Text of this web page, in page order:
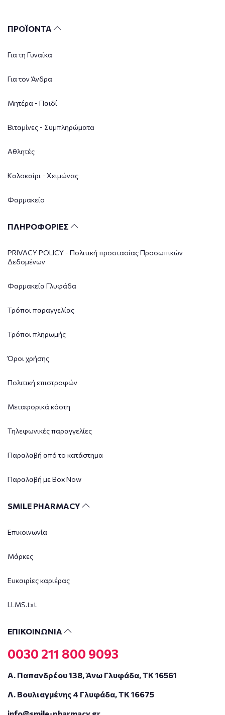
ΠΡΟΪΟΝΤΑ
Για τη Γυναίκα
Για τον Άνδρα
Μητέρα - Παιδί
Βιταμίνες - Συμπληρώματα
Αθλητές
Καλοκαίρι - Χειμώνας
Φαρμακείο
ΠΛΗΡΟΦΟΡΙΕΣ
PRIVACY POLICY - Πολιτική προστασίας Προσωπικών
Δεδομένων
Φαρμακεία Γλυφάδα
Τρόποι παραγγελίας
Τρόποι πληρωμής
Όροι χρήσης
Πολιτική επιστροφών
Μεταφορικά κόστη
Τηλεφωνικές παραγγελίες
Παραλαβή από το κατάστημα
Παραλαβή με Box Now
SMILE PHARMACY
Επικοινωνία
Μάρκες
Ευκαιρίες καριέρας
LLMS.txt
ΕΠΙΚΟΙΝΩΝΙΑ
0030 211 800 9093
Α. Παπανδρέου 138, Άνω Γλυφάδα, ΤΚ 16561
Λ. Βουλιαγμένης 4 Γλυφάδα, ΤΚ 16675